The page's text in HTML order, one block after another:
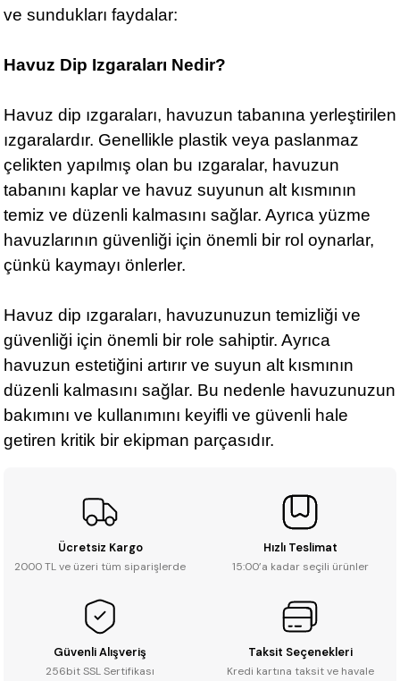
ve sundukları faydalar:
Havuz Dip Izgaraları Nedir?
Havuz dip ızgaraları, havuzun tabanına yerleştirilen
ızgaralardır. Genellikle plastik veya paslanmaz
çelikten yapılmış olan bu ızgaralar, havuzun
tabanını kaplar ve havuz suyunun alt kısmının
temiz ve düzenli kalmasını sağlar. Ayrıca yüzme
havuzlarının güvenliği için önemli bir rol oynarlar,
çünkü kaymayı önlerler.
Havuz dip ızgaraları, havuzunuzun temizliği ve
güvenliği için önemli bir role sahiptir. Ayrıca
havuzun estetiğini artırır ve suyun alt kısmının
düzenli kalmasını sağlar. Bu nedenle havuzunuzun
bakımını ve kullanımını keyifli ve güvenli hale
getiren kritik bir ekipman parçasıdır.
Ücretsiz Kargo
2000 TL ve üzeri tüm siparişlerde
Hızlı Teslimat
15:00’a kadar seçili ürünler
Güvenli Alışveriş
256bit SSL Sertifikası
Taksit Seçenekleri
Kredi kartına taksit ve havale